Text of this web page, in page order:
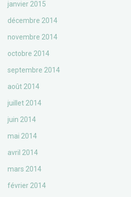
janvier 2015
décembre 2014
novembre 2014
octobre 2014
septembre 2014
août 2014
juillet 2014
juin 2014
mai 2014
avril 2014
mars 2014
février 2014